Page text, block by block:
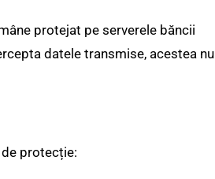
protejat pe serverele băncii
datele transmise, acestea nu
protecție: